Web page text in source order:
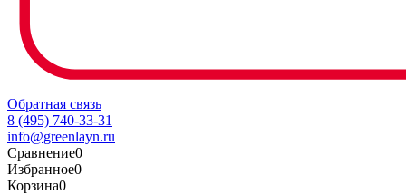
Обратная связь
8 (495) 740-33-31
info@greenlayn.ru
Сравнение0
Избранное0
Корзина0